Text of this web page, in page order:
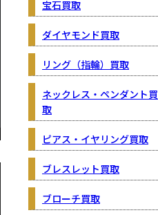
宝石買取
ダイヤモンド買取
リング（指輪）買取
ネックレス・ペンダント買
取
ピアス・イヤリング買取
ブレスレット買取
ブローチ買取